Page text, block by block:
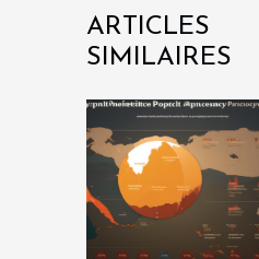
ARTICLES
SIMILAIRES